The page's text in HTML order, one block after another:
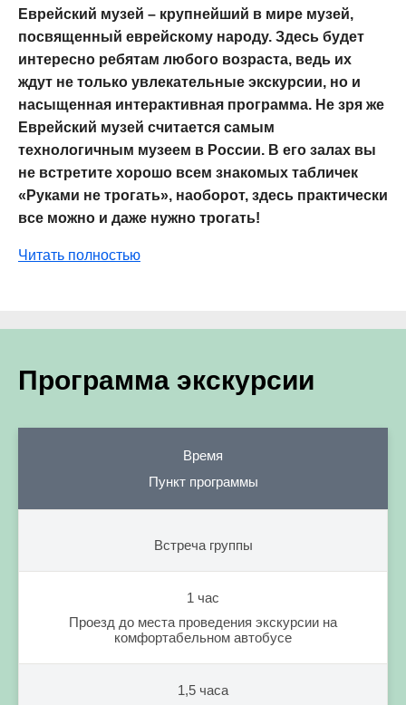
Еврейский музей – крупнейший в мире музей,
посвященный еврейскому народу. Здесь будет
интересно ребятам любого возраста, ведь их
ждут не только увлекательные экскурсии, но и
насыщенная интерактивная программа. Не зря же
Еврейский музей считается самым
технологичным музеем в России. В его залах вы
не встретите хорошо всем знакомых табличек
«Руками не трогать», наоборот, здесь практически
все можно и даже нужно трогать!
Читать полностью
Программа экскурсии
Время
Пункт программы
Встреча группы
1 час
Проезд до места проведения экскурсии на
комфортабельном автобусе
1,5 часа